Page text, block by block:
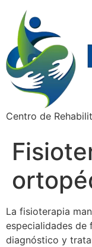
Centro de
La fisioterapia
especialidades de
diagnóstico y